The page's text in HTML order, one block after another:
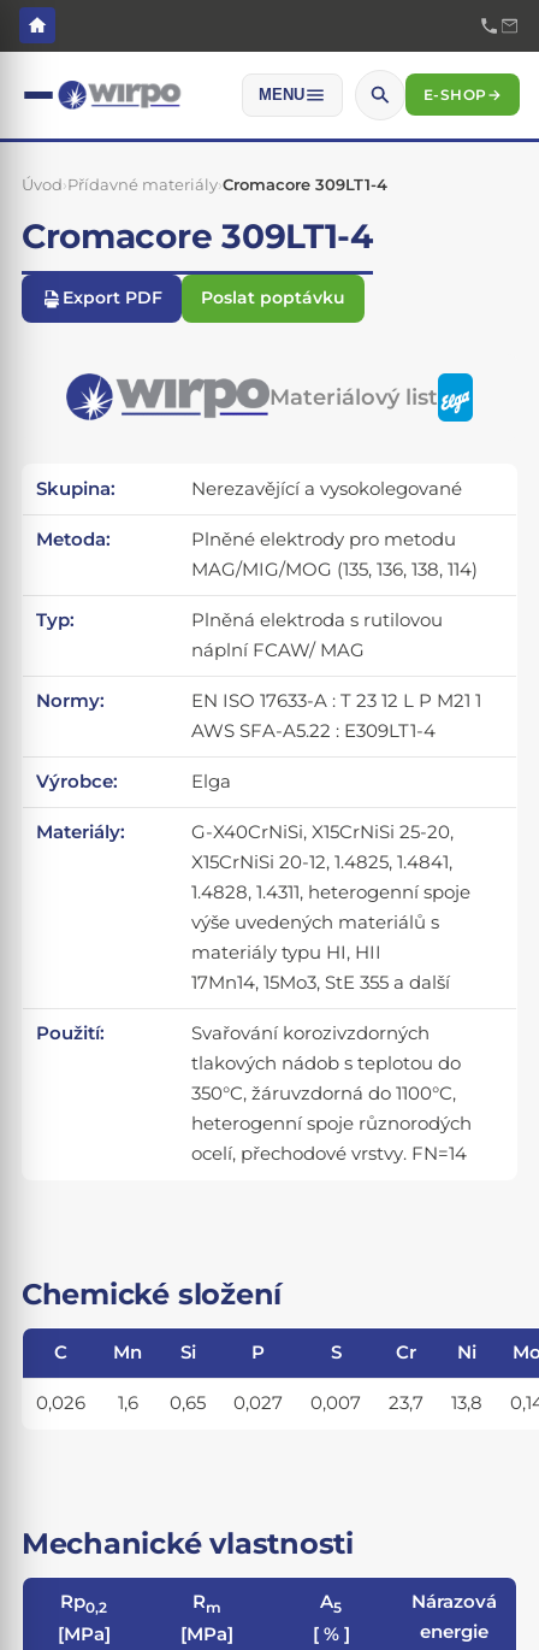
MENU E-SHOP→
Úvod›Přídavné materiály›Cromacore 309LT1-4
Cromacore 309LT1-4
Export PDF Poslat poptávku
Materiálový list
Skupina: Nerezavějící a vysokolegované
Metoda:
Plněné elektrody pro metodu
MAG/MIG/MOG (135, 136, 138, 114)
Typ:
Plněná elektroda s rutilovou
náplní FCAW/ MAG
Normy:
EN ISO 17633-A : T 23 12 L P M21 1
AWS SFA-A5.22 : E309LT1-4
Výrobce: Elga
Materiály:
G-X40CrNiSi, X15CrNiSi 25-20,
X15CrNiSi 20-12, 1.4825, 1.4841,
1.4828, 1.4311, heterogenní spoje
výše uvedených materiálů s
materiály typu HI, HII
17Mn14, 15Mo3, StE 355 a další
Použití:
Svařování korozivzdorných
tlakových nádob s teplotou do
350°C, žáruvzdorná do 1100°C,
heterogenní spoje různorodých
ocelí, přechodové vrstvy. FN=14
Chemické složení
C Mn Si P S Cr Ni
0,026 1,6 0,65 0,027 0,007 23,7 13,8
Mechanické vlastnosti
Rp0,2
[MPa]
Rm
[MPa]
A5
[ % ]
Nárazová
energie